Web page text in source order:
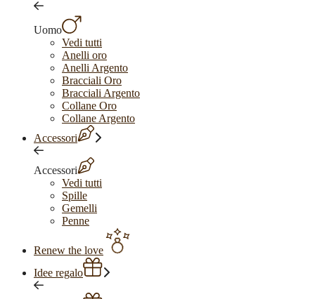
Uomo
Vedi tutti
Anelli oro
Anelli Argento
Bracciali Oro
Bracciali Argento
Collane Oro
Collane Argento
Accessori
Accessori
Vedi tutti
Spille
Gemelli
Penne
Renew the love
Idee regalo